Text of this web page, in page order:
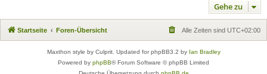
Gehe zu
Startseite Foren-Übersicht Alle Zeiten sind UTC+02:00
Maxthon style by Culprit. Updated for phpBB3.2 by Ian Bradley
Powered by phpBB® Forum Software © phpBB Limited